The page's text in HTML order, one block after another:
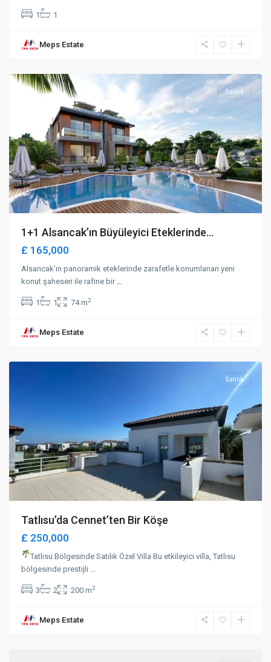
1 1
Meps Estate
Alsancak,
Satılık
1+1 Alsancak’ın Büyüleyici Eteklerinde...
£ 165,000
Alsancak'ın panoramik eteklerinde zarafetle konumlanan yeni
konut şaheseri ile rafine bir ...
1 1 74 m2
Meps Estate
Tatlısu,
Satılık
Tatlısu’da Cennet’ten Bir Köşe
£ 250,000
Tatlısu Bölgesinde Satılık Özel Villa Bu etkileyici villa, Tatlısu
bölgesinde prestijli ...
3 2 200 m2
Meps Estate
Alsancak,